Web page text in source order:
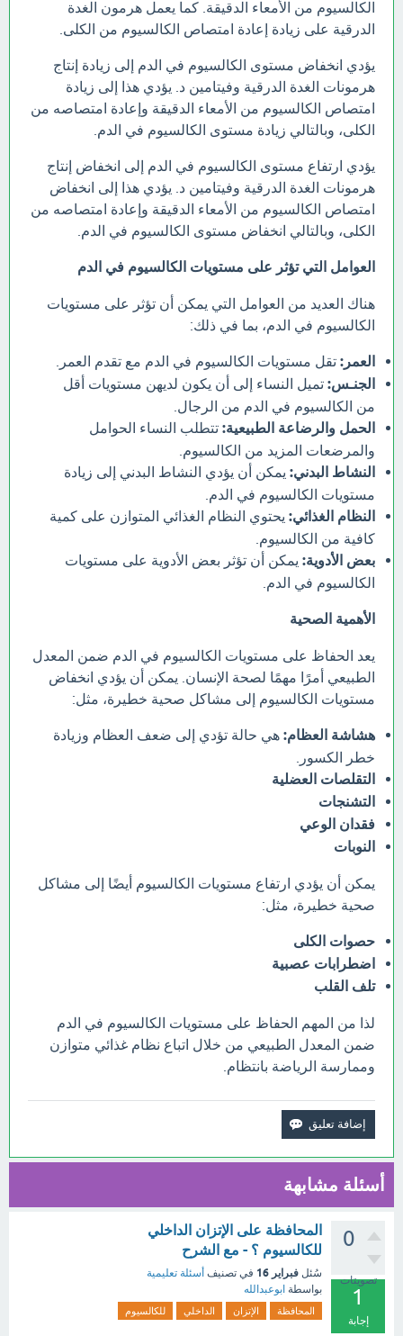
الكالسيوم من الأمعاء الدقيقة. كما يعمل هرمون الغدة
الدرقية على زيادة إعادة امتصاص الكالسيوم من الكلى.
يؤدي انخفاض مستوى الكالسيوم في الدم إلى زيادة إنتاج
هرمونات الغدة الدرقية وفيتامين د. يؤدي هذا إلى زيادة
امتصاص الكالسيوم من الأمعاء الدقيقة وإعادة امتصاصه من
الكلى، وبالتالي زيادة مستوى الكالسيوم في الدم.
يؤدي ارتفاع مستوى الكالسيوم في الدم إلى انخفاض إنتاج
هرمونات الغدة الدرقية وفيتامين د. يؤدي هذا إلى انخفاض
امتصاص الكالسيوم من الأمعاء الدقيقة وإعادة امتصاصه من
الكلى، وبالتالي انخفاض مستوى الكالسيوم في الدم.
العوامل التي تؤثر على مستويات الكالسيوم في الدم
هناك العديد من العوامل التي يمكن أن تؤثر على مستويات
الكالسيوم في الدم، بما في ذلك:
العمر: تقل مستويات الكالسيوم في الدم مع تقدم العمر.
الجنـس: تميل النساء إلى أن يكون لديهن مستويات أقل
من الكالسيوم في الدم من الرجال.
الحمل والرضاعة الطبيعية: تتطلب النساء الحوامل
والمرضعات المزيد من الكالسيوم.
النشاط البدني: يمكن أن يؤدي النشاط البدني إلى زيادة
مستويات الكالسيوم في الدم.
النظام الغذائي: يحتوي النظام الغذائي المتوازن على كمية
كافية من الكالسيوم.
بعض الأدوية: يمكن أن تؤثر بعض الأدوية على مستويات
الكالسيوم في الدم.
الأهمية الصحية
يعد الحفاظ على مستويات الكالسيوم في الدم ضمن المعدل
الطبيعي أمرًا مهمًا لصحة الإنسان. يمكن أن يؤدي انخفاض
مستويات الكالسيوم إلى مشاكل صحية خطيرة، مثل:
هشاشة العظام: هي حالة تؤدي إلى ضعف العظام وزيادة
خطر الكسور.
التقلصات العضلية
التشنجات
فقدان الوعي
النوبات
يمكن أن يؤدي ارتفاع مستويات الكالسيوم أيضًا إلى مشاكل
صحية خطيرة، مثل:
حصوات الكلى
اضطرابات عصبية
تلف القلب
لذا من المهم الحفاظ على مستويات الكالسيوم في الدم
ضمن المعدل الطبيعي من خلال اتباع نظام غذائي متوازن
وممارسة الرياضة بانتظام.
أسئلة مشابهة
0
تصويتات
1
إجابة
المحافظة على الإتزان الداخلي
للكالسيوم ؟ - مع الشرح
سُئل فبراير 16 في تصنيف أسئلة تعليمية
بواسطة ابوعبدالله
المحافظة الإتزان الداخلي للكالسيوم